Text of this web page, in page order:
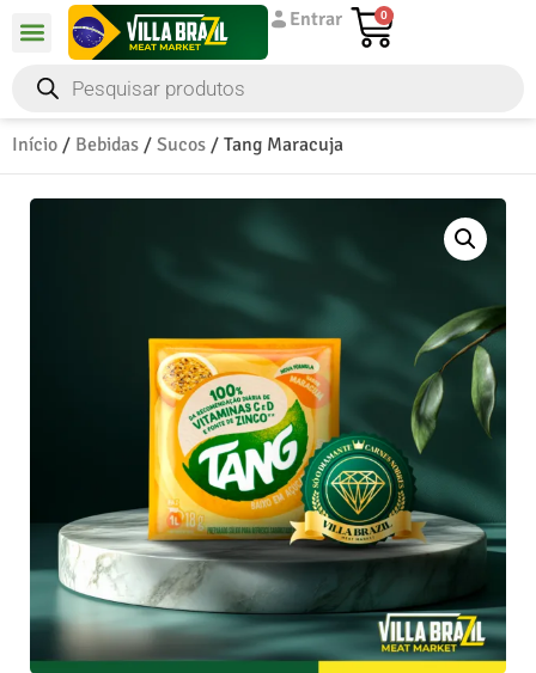
Entrar 0
Início / Bebidas / Sucos / Tang Maracuja